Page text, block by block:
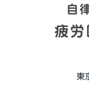
自
疲労
東